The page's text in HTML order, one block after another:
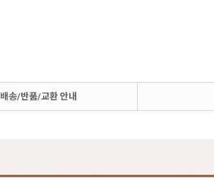
배송/반품/교환 안내